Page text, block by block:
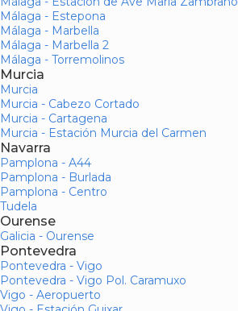
Málaga - Estepona
Málaga - Marbella
Málaga - Marbella 2
Málaga - Torremolinos
Murcia
Murcia
Murcia - Cabezo Cortado
Murcia - Cartagena
Murcia - Estación Murcia del Carmen
Navarra
Pamplona - A44
Pamplona - Burlada
Pamplona - Centro
Tudela
Ourense
Galicia - Ourense
Pontevedra
Pontevedra - Vigo
Pontevedra - Vigo Pol. Caramuxo
Vigo - Aeropuerto